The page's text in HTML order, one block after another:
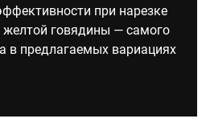
при нарезке
говядины — самого
в предлагаемых вариациях